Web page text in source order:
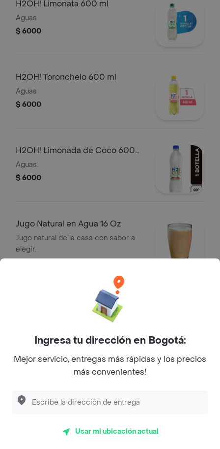
H2OH! Limonata 600 ml
Aguas
$ 6000
H2OH! Toronchelo 600 ml
Aguas
$ 6000
H2OH! Limonada de Coco 600
ml
Aguas.
$ 6000
Jugo Natural en Agua 16 Oz
Jugo natural de la casa con sabor a
elegir.
Jugo Natural en Leche 16 Oz
Jugo natural de la casa con sabor a
$ 9000
Cristal Con Gas 600 ml
unidad.
Ingresa tu dirección en Bogotá:
Mejor servicio, entregas más rápidas y los precios
más convenientes!
Usar mi ubicación actual